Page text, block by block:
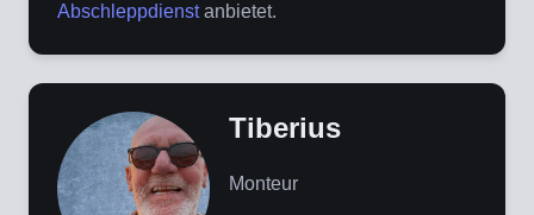
Abschleppdienstanbietet.
Tiberius
Monteur